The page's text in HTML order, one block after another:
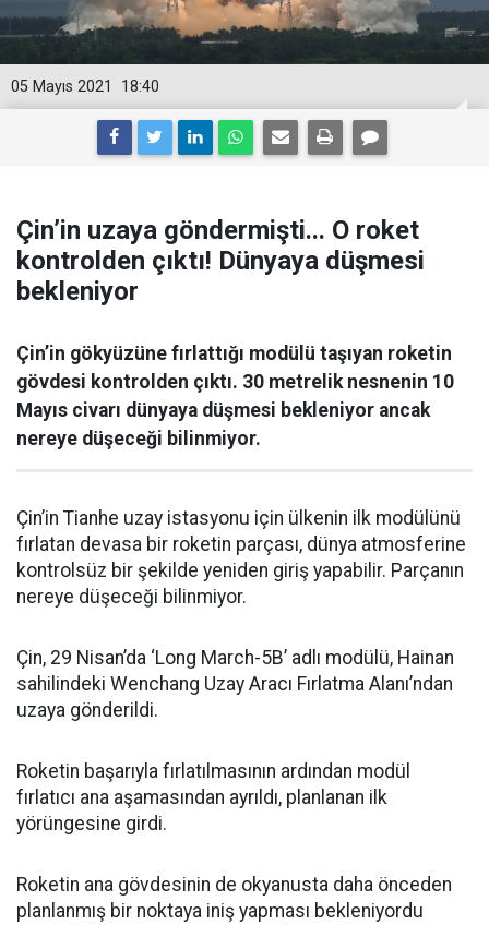
18:40
05 Mayıs 2021
Çin’in uzaya göndermişti... O roket
kontrolden çıktı! Dünyaya düşmesi
bekleniyor
Çin’in gökyüzüne fırlattığı modülü taşıyan roketin
gövdesi kontrolden çıktı. 30 metrelik nesnenin 10
Mayıs civarı dünyaya düşmesi bekleniyor ancak
nereye düşeceği bilinmiyor.
Çin’in Tianhe uzay istasyonu için ülkenin ilk modülünü
fırlatan devasa bir roketin parçası, dünya atmosferine
kontrolsüz bir şekilde yeniden giriş yapabilir. Parçanın
nereye düşeceği bilinmiyor.
Çin, 29 Nisan’da ‘Long March-5B’ adlı modülü, Hainan
sahilindeki Wenchang Uzay Aracı Fırlatma Alanı’ndan
uzaya gönderildi.
Roketin başarıyla fırlatılmasının ardından modül
fırlatıcı ana aşamasından ayrıldı, planlanan ilk
yörüngesine girdi.
Roketin ana gövdesinin de okyanusta daha önceden
planlanmış bir noktaya iniş yapması bekleniyordu